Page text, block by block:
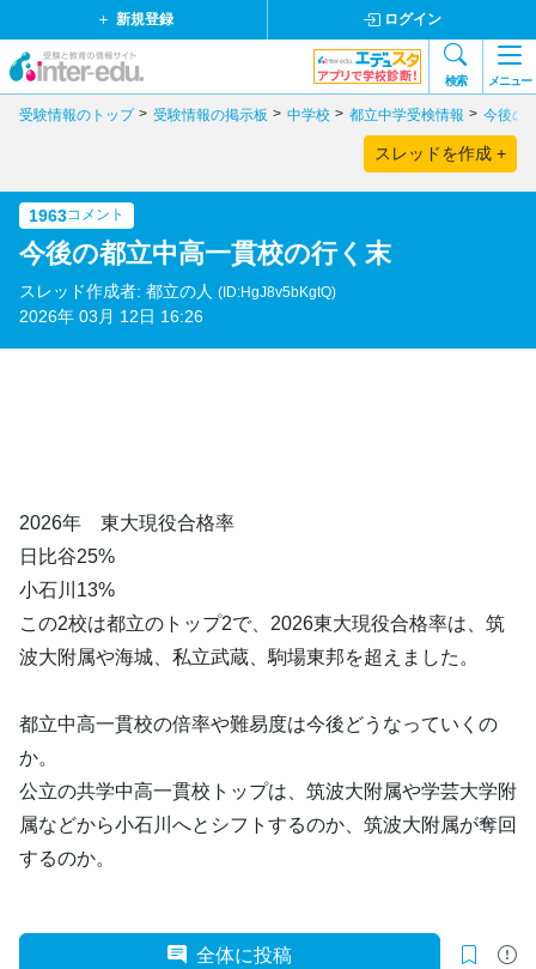
新規登録 ログイン
検索 メニュー
受験情報のトップ 受験情報の掲示板 中学校 都立中学受検情報 今後の
スレッドを作成 +
1963コメント
今後の都立中高一貫校の行く末
スレッド作成者: 都立の人 (ID:HgJ8v5bKgtQ)
2026年 03月 12日 16:26
2026年 東大現役合格率
日比谷25%
小石川13%
この2校は都立のトップ2で、2026東大現役合格率は、筑
波大附属や海城、私立武蔵、駒場東邦を超えました。
都立中高一貫校の倍率や難易度は今後どうなっていくの
か。
公立の共学中高一貫校トップは、筑波大附属や学芸大学附
属などから小石川へとシフトするのか、筑波大附属が奪回
するのか。
全体に投稿